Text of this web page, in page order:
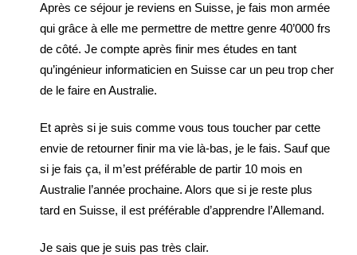
Après ce séjour je reviens en Suisse, je fais mon armée
qui grâce à elle me permettre de mettre genre 40’000 frs
de côté. Je compte après finir mes études en tant
qu’ingénieur informaticien en Suisse car un peu trop cher
de le faire en Australie.
Et après si je suis comme vous tous toucher par cette
envie de retourner finir ma vie là-bas, je le fais. Sauf que
si je fais ça, il m’est préférable de partir 10 mois en
Australie l’année prochaine. Alors que si je reste plus
tard en Suisse, il est préférable d’apprendre l’Allemand.
Je sais que je suis pas très clair.